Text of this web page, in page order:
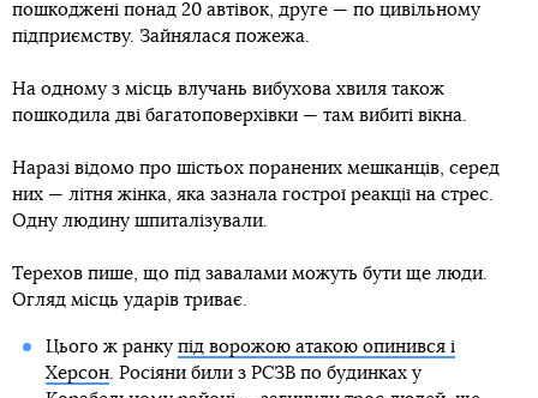
пошкоджені понад 20 автівок, друге — по цивільному
підприємству. Зайнялася пожежа.
На одному з місць влучань вибухова хвиля також
пошкодила дві багатоповерхівки — там вибиті вікна.
Наразі відомо про шістьох поранених мешканців, серед
них — літня жінка, яка зазнала гострої реакції на стрес.
Одну людину шпиталізували.
Терехов пише, що під завалами можуть бути ще люди.
Огляд місць ударів триває.
Цього ж ранку під ворожою атакою опинився і
Херсон. Росіяни били з РСЗВ по будинках у